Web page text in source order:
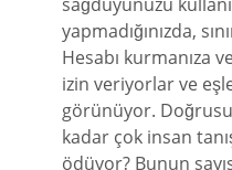
yapmadığınızda,
Hesabı kurmanıza
izin veriyorlar ve
görünüyor.
kadar çok insan
ödüyor? Bunun